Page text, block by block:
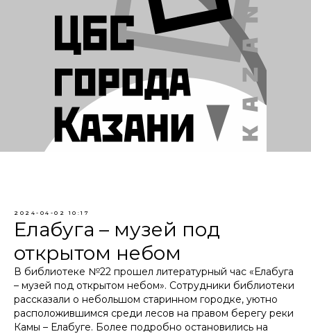
2024-04-02 10:17
Елабуга – музей под
открытом небом
В библиотеке №22 прошел литературный час «Елабуга
– музей под открытом небом». Сотрудники библиотеки
рассказали о небольшом старинном городке, уютно
расположившимся среди лесов на правом берегу реки
Камы – Елабуге. Более подробно остановились на